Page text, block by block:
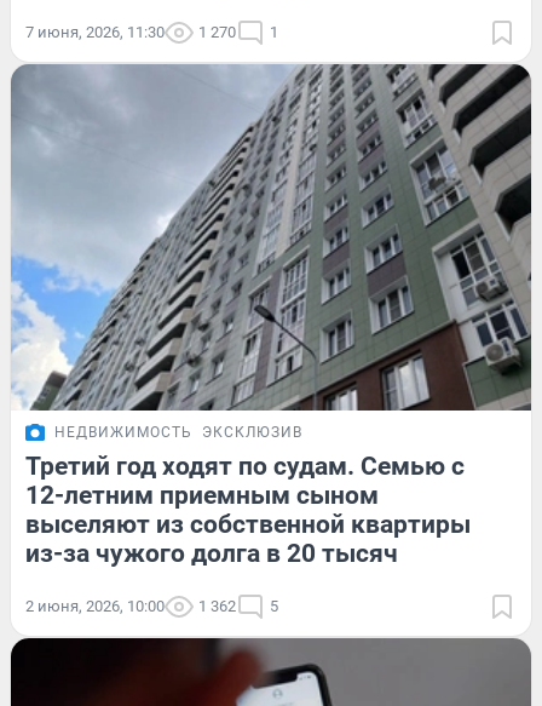
7 июня, 2026, 11:30 1 270 1
НЕДВИЖИМОСТЬ ЭКСКЛЮЗИВ
Третий год ходят по судам. Семью с
12-летним приемным сыном
выселяют из собственной квартиры
из-за чужого долга в 20 тысяч
2 июня, 2026, 10:00 1 362 5